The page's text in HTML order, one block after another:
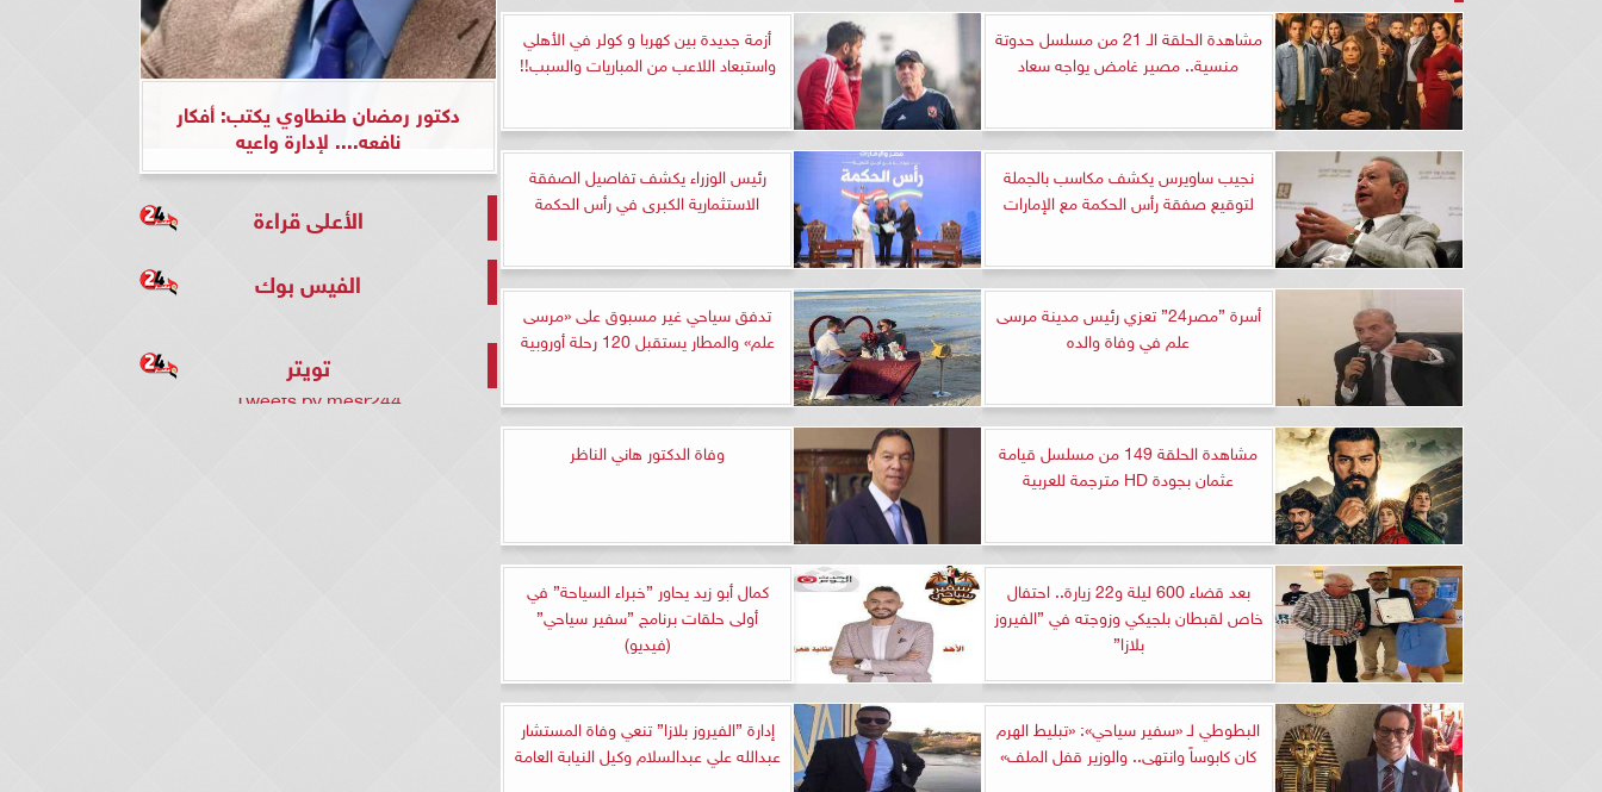
مشاهدة الحلقة الـ 21 من مسلسل حدوتة
منسية.. مصير غامض يواجه سعاد
أزمة جديدة بين كهربا و كولر في الأهلي
واستبعاد اللاعب من المباريات والسبب!!
نجيب ساويرس يكشف مكاسب بالجملة
لتوقيع صفقة رأس الحكمة مع الإمارات
رئيس الوزراء يكشف تفاصيل الصفقة
الاستثمارية الكبرى في رأس الحكمة
أسرة ”مصر24” تعزي رئيس مدينة مرسى
علم في وفاة والده
تدفق سياحي غير مسبوق على «مرسى
علم» والمطار يستقبل 120 رحلة أوروبية
مشاهدة الحلقة 149 من مسلسل قيامة
عثمان بجودة HD مترجمة للعربية
وفاة الدكتور هاني الناظر
بعد قضاء 600 ليلة و22 زيارة.. احتفال
خاص لقبطان بلجيكي وزوجته في ”الفيروز
بلازا”
كمال أبو زيد يحاور ”خبراء السياحة” في
أولى حلقات برنامج ”سفير سياحي”
(فيديو)
البطوطي لـ «سفير سياحي»: «تبليط الهرم
كان كابوساً وانتهى.. والوزير قفل الملف»
إدارة ”الفيروز بلازا” تنعي وفاة المستشار
عبدالله علي عبدالسلام وكيل النيابة العامة
دكتور رمضان طنطاوي يكتب: أفكار
نافعه.... لإدارة واعيه
الأعلى قراءة
الفيس بوك
تويتر
Tweets by mesr244